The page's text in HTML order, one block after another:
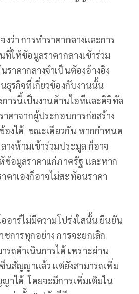
ว่า การทำราคากลางและการ
ที่ให้ข้อมูลราคากลางเข้าร่วม
าคากลางจำเป็นต้องอ้างอิง
ธุรกิจที่เกี่ยวข้องกับงานนั้น
การนี้เป็นงานด้านไอทีและดิจิทัล
าคาจากผู้ประกอบการก่อสร้าง
องได้ ขณะเดียวกัน หากกำหนด
างห้ามเข้าร่วมประมูล ก็อาจ
ข้อมูลราคาแก่ภาครัฐ และหาก
คาเองก็อาจไม่สะท้อนราคา
อาร์ไม่มีความโปร่งใสนั้น ยืนยัน
การทุกอย่าง การจะยกเลิก
รถดำเนินการได้ เพราะผ่าน
ซ็นสัญญาแล้ว แต่ยังสามารถเพิ่ม
ได้ โดยจะมีการเพิ่มเติมใน